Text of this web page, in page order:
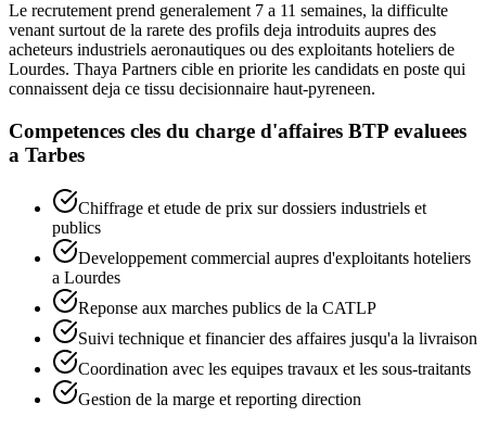
Le recrutement prend generalement 7 a 11 semaines, la difficulte
venant surtout de la rarete des profils deja introduits aupres des
acheteurs industriels aeronautiques ou des exploitants hoteliers de
Lourdes. Thaya Partners cible en priorite les candidats en poste qui
connaissent deja ce tissu decisionnaire haut-pyreneen.
Competences cles du charge d'affaires BTP evaluees
a Tarbes
Chiffrage et etude de prix sur dossiers industriels et
publics
Developpement commercial aupres d'exploitants hoteliers
a Lourdes
Reponse aux marches publics de la CATLP
Suivi technique et financier des affaires jusqu'a la livraison
Coordination avec les equipes travaux et les sous-traitants
Gestion de la marge et reporting direction